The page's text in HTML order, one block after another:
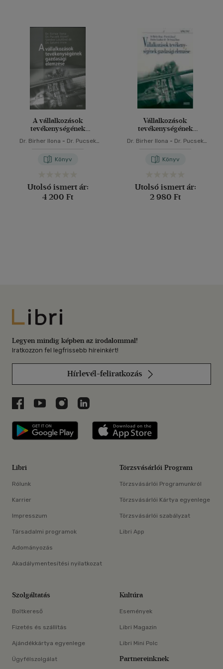
A vállalkozások
tevékenységének
Dr. Birher Ilona - Dr. Pucsek
Könyv
Utolsó ismert ár:
4 200 Ft
Vállalkozások
tevékenységének
Dr. Birher Ilona - Dr. Pucsek
Sztanó Imre
Könyv
Utolsó ismert ár:
2 980 Ft
Libri
Legyen mindig képben az irodalommal!
Iratkozzon fel legfrissebb híreinkért!
Hírlevél-feliratkozás
Libri a Facebookon
Libri a Youtube-on
Libri az Instagramon
Libri a LinkedInen
Libri applikáció Szerezd meg: Google
Libri
Rólunk
Karrier
Impresszum
Társadalmi programok
Adományozás
Akadálymentesítési nyilatkozat
Törzsvásárlói Program
Törzsvásárlói Programunkról
Törzsvásárlói Kártya egyenlege
Törzsvásárlói szabályzat
Libri App
Szolgáltatás
Boltkereső
Fizetés és szállítás
Ajándékkártya egyenlege
Ügyfélszolgálat
Kultúra
Események
Libri Magazin
Libri Mini Polc
Partnereinknek